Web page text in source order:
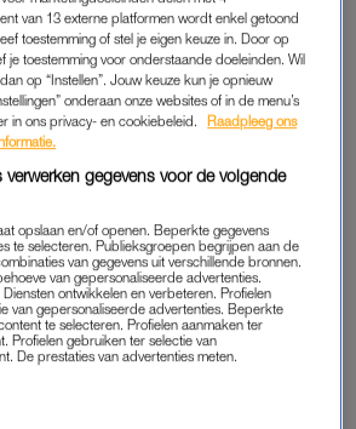
van 13 externe platformen wordt enkel getoond
toestemming of stel je eigen keuze in. Door op
je toestemming voor onderstaande doeleinden. Wil
op “Instellen”. Jouw keuze kun je opnieuw
onderaan onze websites of in de menu’s
in ons privacy- en cookiebeleid.
Raadpleeg ons
verwerken gegevens voor de volgende
opslaan en/of openen. Beperkte gegevens
te selecteren. Publieksgroepen begrijpen aan de
van gegevens uit verschillende bronnen.
van gepersonaliseerde advertenties.
ontwikkelen en verbeteren. Profielen
van gepersonaliseerde advertenties. Beperkte
te selecteren. Profielen aanmaken ter
Profielen gebruiken ter selectie van
De prestaties van advertenties meten.